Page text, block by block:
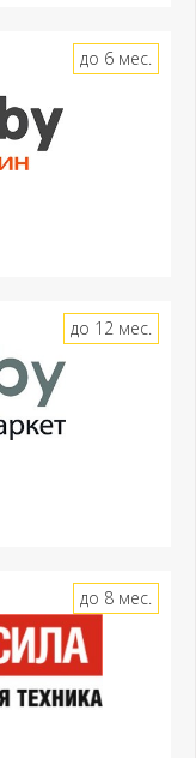
до 6 мес.
до 12 мес.
до 8 мес.